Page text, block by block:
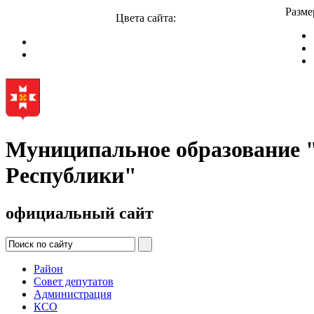
Цвета сайта:
Муниципальное
Республики"
официальный сайт
Район
Совет депутатов
Администрация
КСО